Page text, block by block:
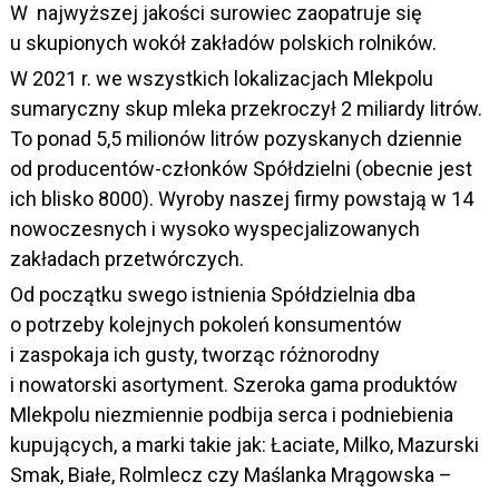
W najwyższej jakości surowiec zaopatruje się
u skupionych wokół zakładów polskich rolników.
W 2021 r. we wszystkich lokalizacjach Mlekpolu
sumaryczny skup mleka przekroczył 2 miliardy litrów.
To ponad 5,5 milionów litrów pozyskanych dziennie
od producentów-członków Spółdzielni (obecnie jest
ich blisko 8000). Wyroby naszej firmy powstają w 14
nowoczesnych i wysoko wyspecjalizowanych
zakładach przetwórczych.
Od początku swego istnienia Spółdzielnia dba
o potrzeby kolejnych pokoleń konsumentów
i zaspokaja ich gusty, tworząc różnorodny
i nowatorski asortyment. Szeroka gama produktów
Mlekpolu niezmiennie podbija serca i podniebienia
kupujących, a marki takie jak: Łaciate, Milko, Mazurski
Smak, Białe, Rolmlecz czy Maślanka Mrągowska –